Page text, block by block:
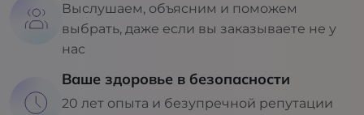
Выслушаем, объясним и поможем
выбрать, даже если вы заказываете не у
нас
Ваше здоровье в безопасности
20 лет опыта и безупречной репутации